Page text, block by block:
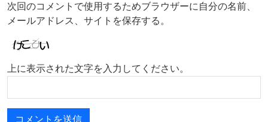
次回のコメントで使用するためブラウザーに自分の名前、
メールアドレス、サイトを保存する。
上に表示された文字を入力してください。